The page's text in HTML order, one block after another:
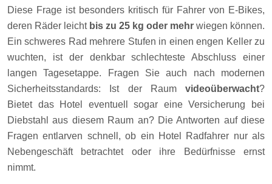
Diese Frage ist besonders kritisch für Fahrer von E-Bikes,
deren Räder leicht bis zu 25 kg oder mehr wiegen können.
Ein schweres Rad mehrere Stufen in einen engen Keller zu
wuchten, ist der denkbar schlechteste Abschluss einer
langen Tagesetappe. Fragen Sie auch nach modernen
Sicherheitsstandards: Ist der Raum videoüberwacht?
Bietet das Hotel eventuell sogar eine Versicherung bei
Diebstahl aus diesem Raum an? Die Antworten auf diese
Fragen entlarven schnell, ob ein Hotel Radfahrer nur als
Nebengeschäft betrachtet oder ihre Bedürfnisse ernst
nimmt.